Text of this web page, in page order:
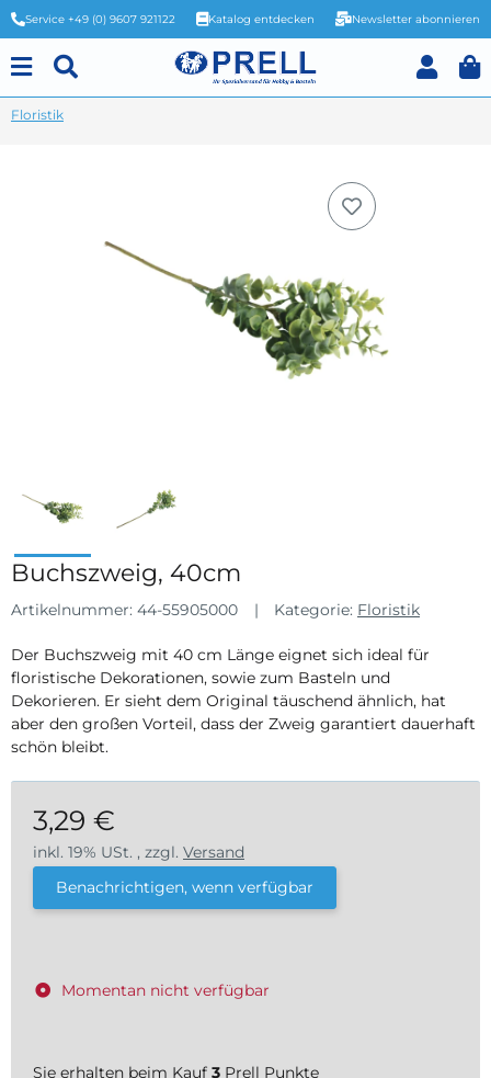
Service +49 (0) 9607 921122 Katalog entdecken Newsletter abonnieren
Floristik
Buchszweig, 40cm
Artikelnummer: 44-55905000 Kategorie: Floristik
Der Buchszweig mit 40 cm Länge eignet sich ideal für
floristische Dekorationen, sowie zum Basteln und
Dekorieren. Er sieht dem Original täuschend ähnlich, hat
aber den großen Vorteil, dass der Zweig garantiert dauerhaft
schön bleibt.
3,29 €
inkl. 19% USt. , zzgl. Versand
Benachrichtigen, wenn verfügbar
Momentan nicht verfügbar
Sie erhalten beim Kauf 3 Prell Punkte